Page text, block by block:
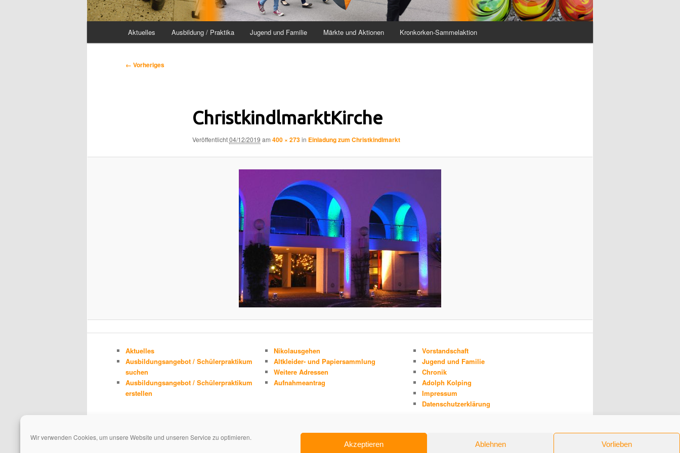
Wir verwenden Cookies, um unsere Website und unseren Service zu optimieren.
Akzeptieren Ablehnen Vorlieben
HauptmenüAktuelles Ausbildung / Praktika Jugend und Familie Märkte und Aktionen Kronkorken-Sammelaktion
Bilder-
← Vorheriges
ChristkindlmarktKirche
Veröffentlicht04/12/2019 am 400 × 273in Einladung zum Christkindlmarkt
Aktuelles
Ausbildungsangebot / Schülerpraktikum
suchen
Ausbildungsangebot / Schülerpraktikum
erstellen
Nikolausgehen
Altkleider- und Papiersammlung
Weitere Adressen
Aufnahmeantrag
Vorstandschaft
Jugend und Familie
Chronik
Adolph Kolping
Impressum
Datenschutzerklärung